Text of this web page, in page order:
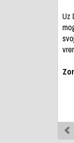
Uz